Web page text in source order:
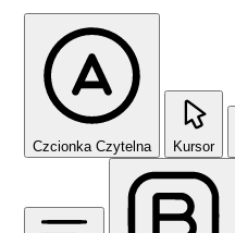
Czcionka Czytelna Kursor